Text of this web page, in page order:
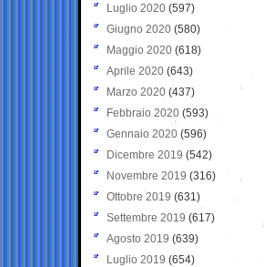
Luglio 2020 (597)
Giugno 2020 (580)
Maggio 2020 (618)
Aprile 2020 (643)
Marzo 2020 (437)
Febbraio 2020 (593)
Gennaio 2020 (596)
Dicembre 2019 (542)
Novembre 2019 (316)
Ottobre 2019 (631)
Settembre 2019 (617)
Agosto 2019 (639)
Luglio 2019 (654)